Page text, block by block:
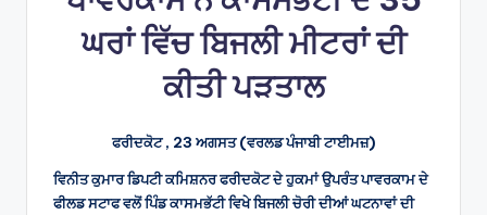
ਘਰਾਂ ਵਿੱਚ ਬਿਜਲੀ ਮੀਟਰਾਂ ਦੀ
ਕੀਤੀ ਪੜਤਾਲ
ਫਰੀਦਕੋਟ , 23 ਅਗਸਤ (ਵਰਲਡ ਪੰਜਾਬੀ ਟਾਈਮਜ਼)
ਵਿਨੀਤ ਕੁਮਾਰ ਡਿਪਟੀ ਕਮਿਸ਼ਨਰ ਫਰੀਦਕੋਟ ਦੇ ਹੁਕਮਾਂ ਉਪਰੰਤ ਪਾਵਰਕਾਮ ਦੇ
ਫੀਲਡ ਸਟਾਫ ਵਲੋਂ ਪਿੰਡ ਕਾਸਮਭੱਟੀ ਵਿਖੇ ਬਿਜਲੀ ਚੋਰੀ ਦੀਆਂ ਘਟਨਾਵਾਂ ਦੀ